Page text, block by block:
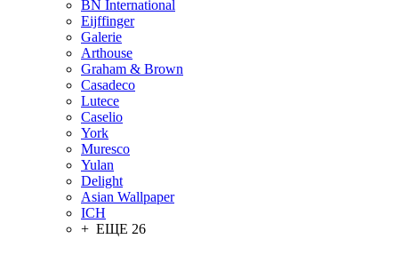
BN International
Eijffinger
Galerie
Arthouse
Graham & Brown
Casadeco
Lutece
Caselio
York
Muresco
Yulan
Delight
Asian Wallpaper
ICH
+ ЕЩЕ 26